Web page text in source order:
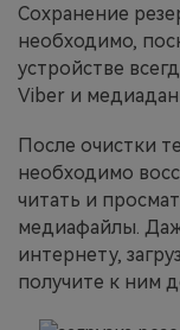
Сохранение
необходимо,
устройстве
Viber и
После очистки
необходимо
читать и
медиафайлы.
интернету,
получите к ним